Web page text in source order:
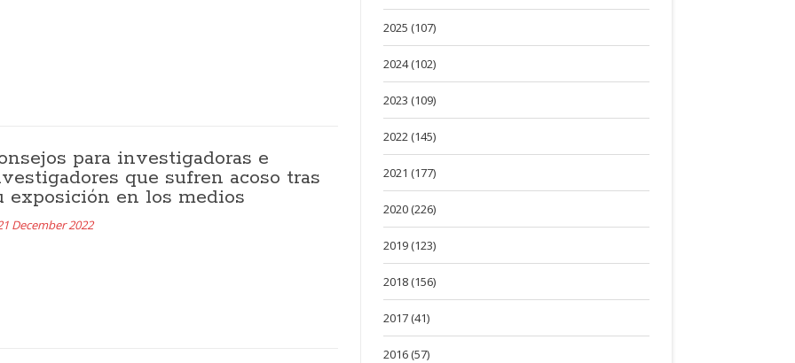
para investigadoras e
que sufren acoso tras
exposición en los medios
December 2022
2025 (107)
2024 (102)
2023 (109)
2022 (145)
2021 (177)
2020 (226)
2019 (123)
2018 (156)
2017 (41)
2016 (57)